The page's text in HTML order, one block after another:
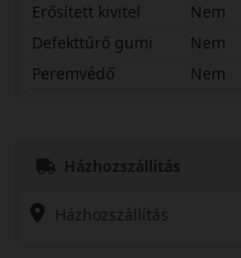
Erősített kivitel
Nem
Defekttűrő gumi
Nem
Peremvédő
Nem
Házhozszállítás
Házhozszállítás